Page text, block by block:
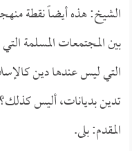
الشيخ: هذه أيضاً نقطة
بين المجتمعات المسلمة
التي ليس عندها دين
تدين بديانات، أليس كذلك؟
المقدم: بلى.